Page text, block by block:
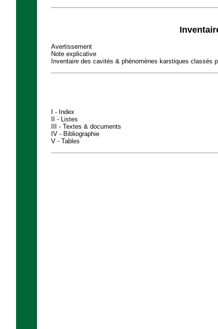
Avertissement
Note explicative
Inventaire des cavités & phénomènes karstiques classés
I - Index
II - Listes
III - Textes & documents
IV - Bibliographie
V - Tables